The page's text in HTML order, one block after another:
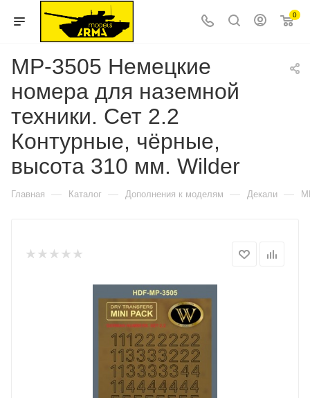
0
MP-3505 Немецкие
номера для наземной
техники. Сет 2.2
Контурные, чёрные,
высота 310 мм. Wilder
Главная — Каталог — Дополнения к моделям — Декали —